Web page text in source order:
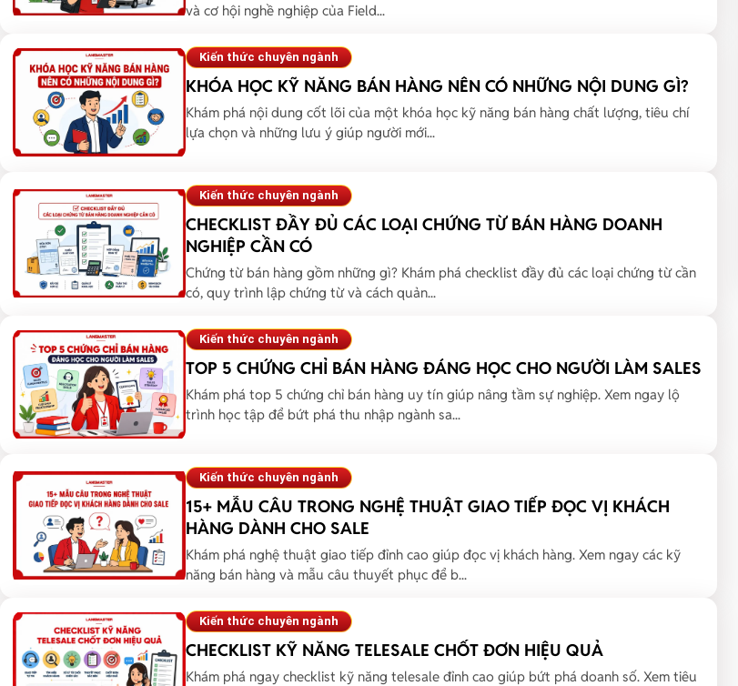
và cơ hội nghề nghiệp của Field...
Kiến thức chuyên ngành
KHÓA HỌC KỸ NĂNG BÁN HÀNG NÊN CÓ NHỮNG NỘI DUNG GÌ?
Khám phá nội dung cốt lõi của một khóa học kỹ năng bán hàng chất lượng, tiêu chí
lựa chọn và những lưu ý giúp người mới...
Kiến thức chuyên ngành
CHECKLIST ĐẦY ĐỦ CÁC LOẠI CHỨNG TỪ BÁN HÀNG DOANH
NGHIỆP CẦN CÓ
Chứng từ bán hàng gồm những gì? Khám phá checklist đầy đủ các loại chứng từ cần
có, quy trình lập chứng từ và cách quản...
Kiến thức chuyên ngành
TOP 5 CHỨNG CHỈ BÁN HÀNG ĐÁNG HỌC CHO NGƯỜI LÀM SALES
Khám phá top 5 chứng chỉ bán hàng uy tín giúp nâng tầm sự nghiệp. Xem ngay lộ
trình học tập để bứt phá thu nhập ngành sa...
Kiến thức chuyên ngành
15+ MẪU CÂU TRONG NGHỆ THUẬT GIAO TIẾP ĐỌC VỊ KHÁCH
HÀNG DÀNH CHO SALE
Khám phá nghệ thuật giao tiếp đỉnh cao giúp đọc vị khách hàng. Xem ngay các kỹ
năng bán hàng và mẫu câu thuyết phục để b...
Kiến thức chuyên ngành
CHECKLIST KỸ NĂNG TELESALE CHỐT ĐƠN HIỆU QUẢ
Khám phá ngay checklist kỹ năng telesale đỉnh cao giúp bứt phá doanh số. Xem tiêu